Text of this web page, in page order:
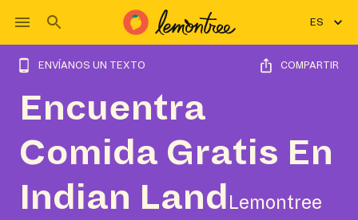
ES
ENVÍANOS UN TEXTO COMPARTIR
Encuentra
Comida Gratis En
Indian Land Lemontree